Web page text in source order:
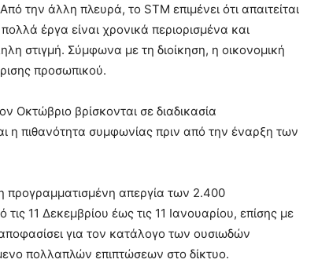
την άλλη πλευρά, το STM επιμένει ότι απαιτείται
έργα είναι χρονικά περιορισμένα και
στιγμή. Σύμφωνα με τη διοίκηση, η οικονομική
προσωπικού.
Οκτώβριο βρίσκονται σε διαδικασία
η πιθανότητα συμφωνίας πριν από την έναρξη των
προγραμματισμένη απεργία των 2.400
11 Δεκεμβρίου έως τις 11 Ιανουαρίου, επίσης με
για τον κατάλογο των ουσιωδών
πολλαπλών επιπτώσεων στο δίκτυο.